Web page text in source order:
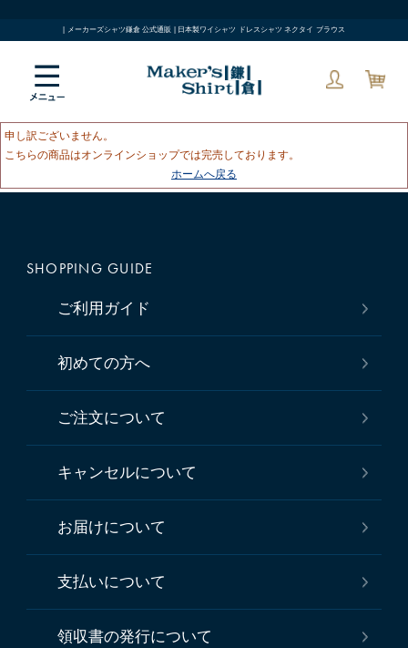
| メーカーズシャツ鎌倉 公式通販 | 日本製ワイシャツ ドレスシャツ ネクタイ ブラウス
申し訳ございません。
こちらの商品はオンラインショップでは完売しております。
ホームへ戻る
SHOPPING GUIDE
ご利用ガイド
初めての方へ
ご注文について
キャンセルについて
お届けについて
支払いについて
領収書の発行について